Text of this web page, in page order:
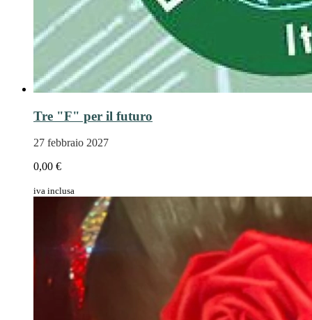
Tre "F" per il futuro
27 febbraio 2027
0,00 €
iva inclusa